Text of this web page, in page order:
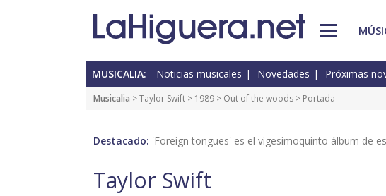
MUSICALIA: Noticias musicales Novedades Próximas
Musicalia >Taylor Swift > 1989 > Out of the woods > Portada
Destacado: 'Foreign tongues' es el vigesimoquinto álbum de
Taylor Swift